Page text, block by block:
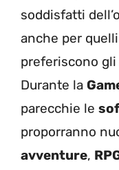
soddisfatti
anche per
preferiscono
Durante la
parecchie le
proporranno
avventure,